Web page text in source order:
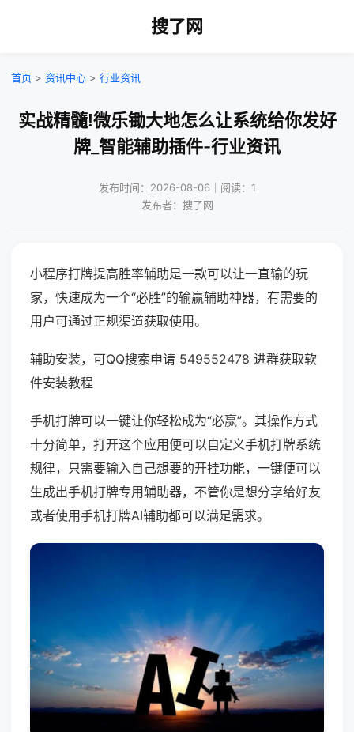
搜了网
首页 > 资讯中心 > 行业资讯
实战精髓!微乐锄大地怎么让系统给你发好
牌_智能辅助插件-行业资讯
发布时间：2026-08-06｜阅读：1
发布者：搜了网
小程序打牌提高胜率辅助是一款可以让一直输的玩
家，快速成为一个“必胜”的输赢辅助神器，有需要的
用户可通过正规渠道获取使用。
辅助安装，可QQ搜索申请 549552478 进群获取软
件安装教程
手机打牌可以一键让你轻松成为“必赢”。其操作方式
十分简单，打开这个应用便可以自定义手机打牌系统
规律，只需要输入自己想要的开挂功能，一键便可以
生成出手机打牌专用辅助器，不管你是想分享给好友
或者使用手机打牌AI辅助都可以满足需求。